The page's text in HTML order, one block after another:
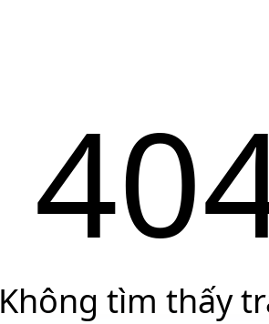
Không tìm thấy